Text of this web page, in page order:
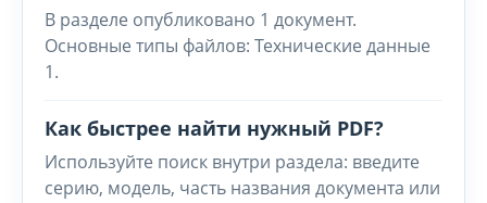
В разделе опубликовано 1 документ.
Основные типы файлов: Технические данные
1.
Как быстрее найти нужный PDF?
Используйте поиск внутри раздела: введите
серию, модель, часть названия документа или